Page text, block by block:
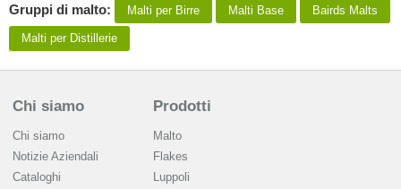
Gruppi di malto: Malti per Birre Malti Base Bairds Malts
Malti per Distillerie
Chi siamo
Chi siamo
Notizie Aziendali
Cataloghi
Prodotti
Malto
Flakes
Luppoli